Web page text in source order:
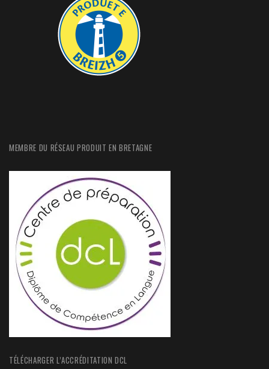
MEMBRE DU RÉSEAU PRODUIT EN BRETAGNE
TÉLÉCHARGER L’ACCRÉDITATION DCL